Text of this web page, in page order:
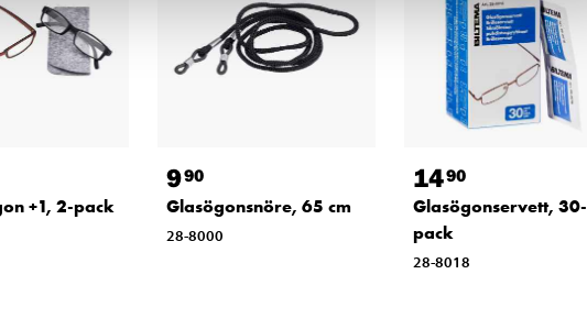
+1, 2-pack
990
Glasögonsnöre, 65 cm
28-8000
1490
Glasögonservett, 30-
pack
28-8018